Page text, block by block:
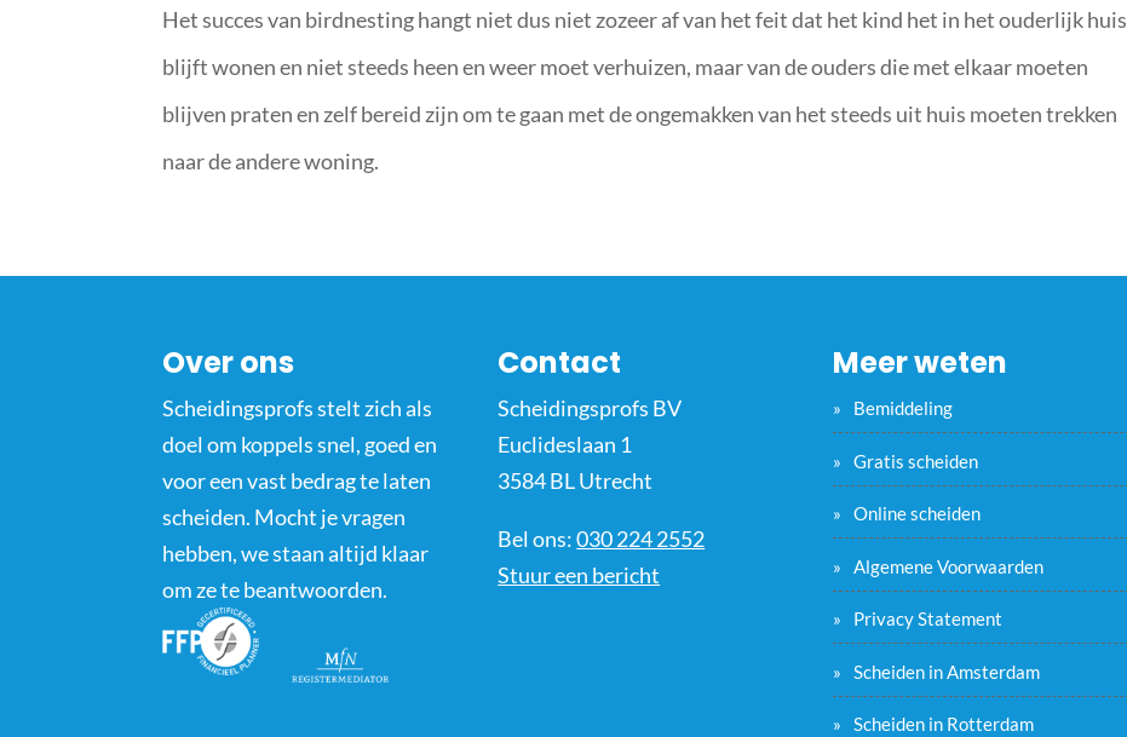
Het succes van birdnesting hangt niet dus niet zozeer af van het feit dat het kind het in het ouderlijk huis
blijft wonen en niet steeds heen en weer moet verhuizen, maar van de ouders die met elkaar moeten
blijven praten en zelf bereid zijn om te gaan met de ongemakken van het steeds uit huis moeten trekken
naar de andere woning.
Over ons
Scheidingsprofs stelt zich als
doel om koppels snel, goed en
voor een vast bedrag te laten
scheiden. Mocht je vragen
hebben, we staan altijd klaar
om ze te beantwoorden.
Contact
Scheidingsprofs BV
Euclideslaan 1
3584 BL Utrecht
Bel ons:030 224 2552
Stuur een bericht
Meer weten
Bemiddeling
Gratis scheiden
Online scheiden
Algemene Voorwaarden
Privacy Statement
Scheiden in Amsterdam
Scheiden in Rotterdam